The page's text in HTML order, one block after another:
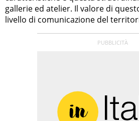
gallerie ed atelier. Il valore di
livello di comunicazione del